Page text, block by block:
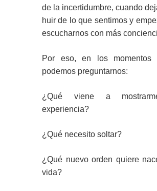
de la incertidumbre, cuando
huir de lo que sentimos y
escucharnos con más
Por eso, en los momentos
podemos preguntarnos:
¿Qué viene a
experiencia?
¿Qué necesito soltar?
¿Qué nuevo orden quiere
vida?